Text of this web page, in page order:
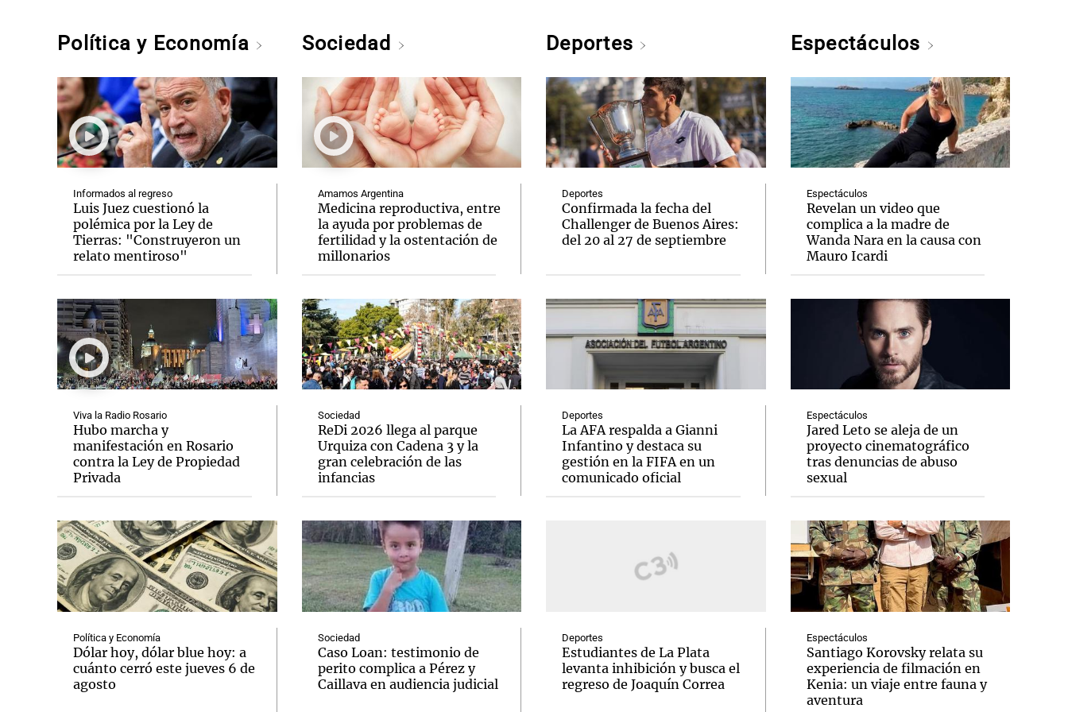
Política y Economía
Informados al regreso
Luis Juez cuestionó la
polémica por la Ley de
Tierras: "Construyeron un
relato mentiroso"
Viva la Radio Rosario
Hubo marcha y
manifestación en Rosario
contra la Ley de Propiedad
Privada
Política y Economía
Dólar hoy, dólar blue hoy: a
cuánto cerró este jueves 6 de
agosto
Sociedad
Amamos Argentina
Medicina reproductiva, entre
la ayuda por problemas de
fertilidad y la ostentación de
millonarios
Sociedad
ReDi 2026 llega al parque
Urquiza con Cadena 3 y la
gran celebración de las
infancias
Sociedad
Caso Loan: testimonio de
perito complica a Pérez y
Caillava en audiencia judicial
Deportes
Deportes
Confirmada la fecha del
Challenger de Buenos Aires:
del 20 al 27 de septiembre
Deportes
La AFA respalda a Gianni
Infantino y destaca su
gestión en la FIFA en un
comunicado oficial
Deportes
Estudiantes de La Plata
levanta inhibición y busca el
regreso de Joaquín Correa
Espectáculos
Espectáculos
Revelan un video que
complica a la madre de
Wanda Nara en la causa con
Mauro Icardi
Espectáculos
Jared Leto se aleja de un
proyecto cinematográfico
tras denuncias de abuso
sexual
Espectáculos
Santiago Korovsky relata su
experiencia de filmación en
Kenia: un viaje entre fauna y
aventura
Notas Notas
El huracán de Arequito
Notas
Cadena 3 en Groenlandia
Notas